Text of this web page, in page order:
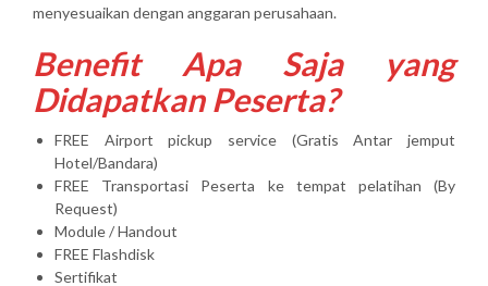
menyesuaikan dengan anggaran perusahaan.
Benefit Apa Saja yang
Didapatkan Peserta?
FREE Airport pickup service (Gratis Antar jemput
Hotel/Bandara)
FREE Transportasi Peserta ke tempat pelatihan (By
Request)
Module / Handout
FREE Flashdisk
Sertifikat